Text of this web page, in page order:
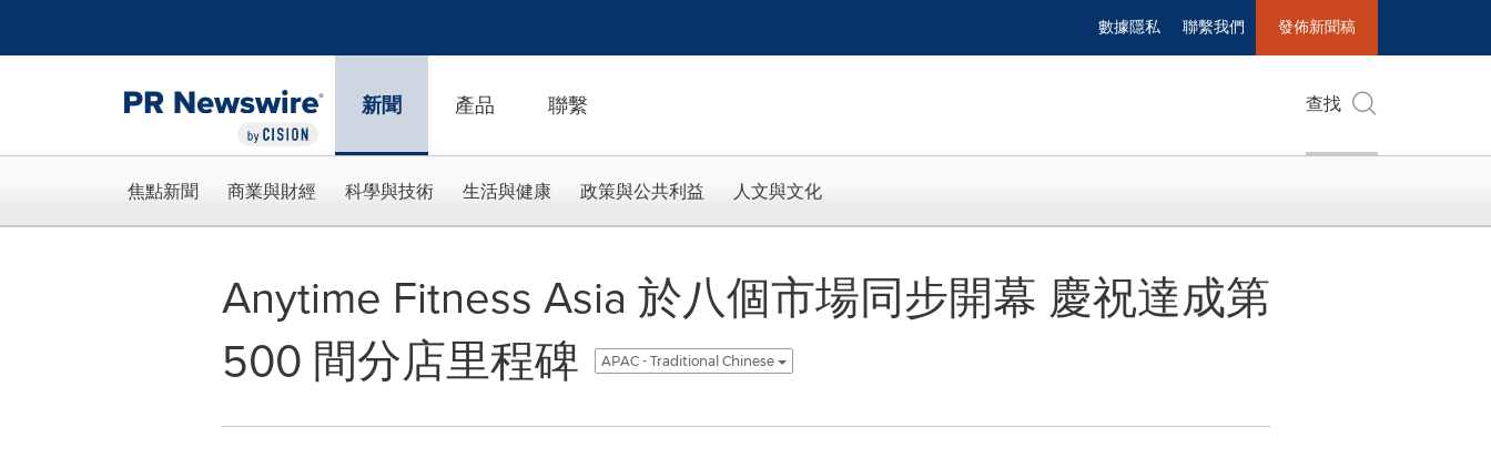
數據隱私 聯繫我們 發佈新聞稿
新聞 產品 聯繫 查找
焦點新聞 商業與財經 科學與技術 生活與健康 政策與公共利益 人文與文化
Anytime Fitness Asia 於八個市場同步開幕 慶祝達成第
500 間分店⾥程碑
APAC - Traditional Chinese